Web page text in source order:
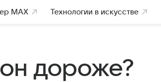
MAX Технологии в искусстве
дороже?